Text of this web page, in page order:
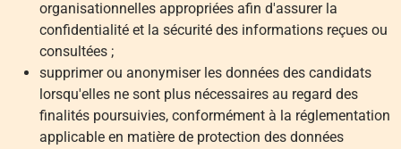
organisationnelles appropriées afin d'assurer la
confidentialité et la sécurité des informations reçues ou
consultées ;
supprimer ou anonymiser les données des candidats
lorsqu'elles ne sont plus nécessaires au regard des
finalités poursuivies, conformément à la réglementation
applicable en matière de protection des données